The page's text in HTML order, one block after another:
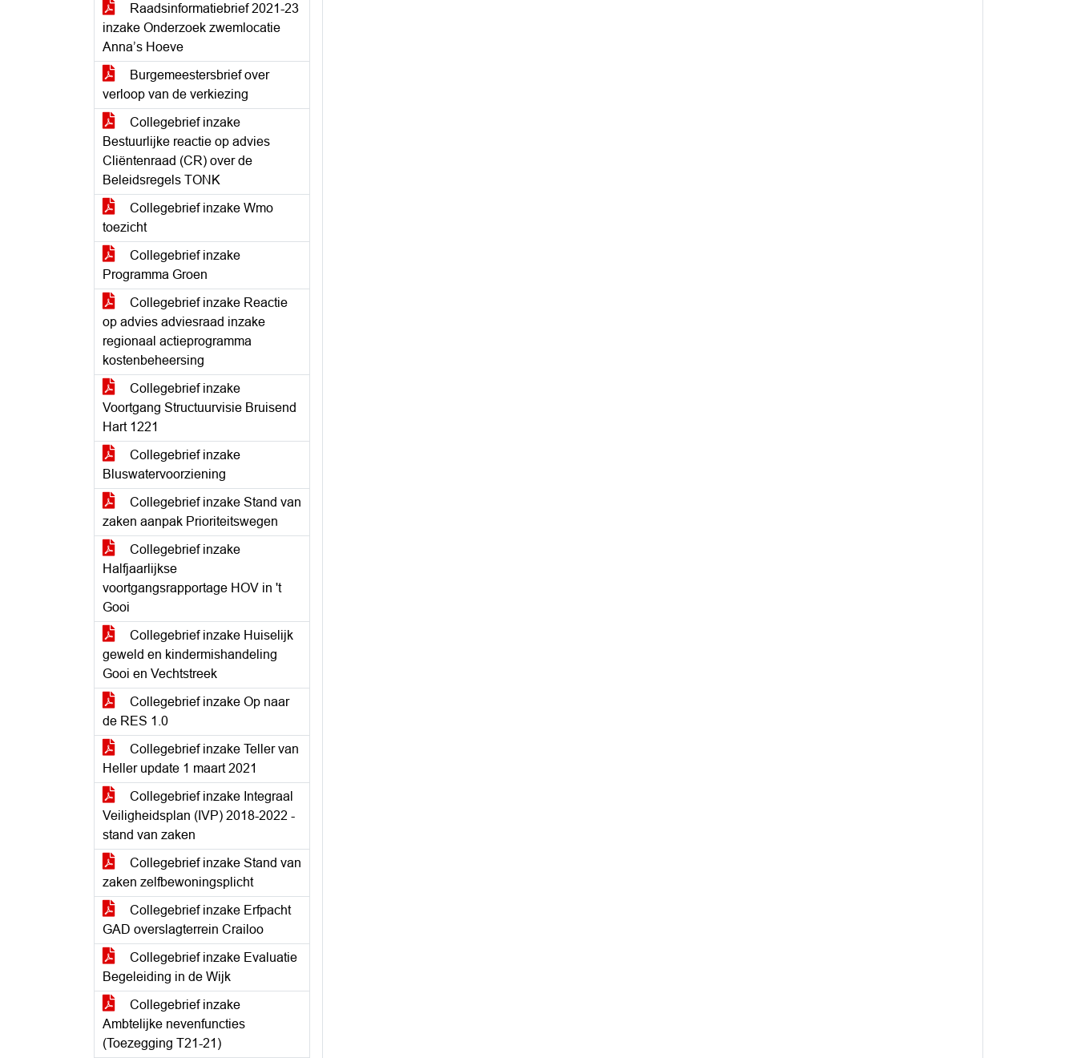
Raadsinformatiebrief 2021-23
inzake Onderzoek zwemlocatie
Anna’s Hoeve
Burgemeestersbrief over
verloop van de verkiezing
Collegebrief inzake
Bestuurlijke reactie op advies
Cliëntenraad (CR) over de
Beleidsregels TONK
Collegebrief inzake Wmo
toezicht
Collegebrief inzake
Programma Groen
Collegebrief inzake Reactie
op advies adviesraad inzake
regionaal actieprogramma
kostenbeheersing
Collegebrief inzake
Voortgang Structuurvisie Bruisend
Hart 1221
Collegebrief inzake
Bluswatervoorziening
Collegebrief inzake Stand van
zaken aanpak Prioriteitswegen
Collegebrief inzake
Halfjaarlijkse
voortgangsrapportage HOV in 't
Gooi
Collegebrief inzake Huiselijk
geweld en kindermishandeling
Gooi en Vechtstreek
Collegebrief inzake Op naar
de RES 1.0
Collegebrief inzake Teller van
Heller update 1 maart 2021
Collegebrief inzake Integraal
Veiligheidsplan (IVP) 2018-2022 -
stand van zaken
Collegebrief inzake Stand van
zaken zelfbewoningsplicht
Collegebrief inzake Erfpacht
GAD overslagterrein Crailoo
Collegebrief inzake Evaluatie
Begeleiding in de Wijk
Collegebrief inzake
Ambtelijke nevenfuncties
(Toezegging T21-21)